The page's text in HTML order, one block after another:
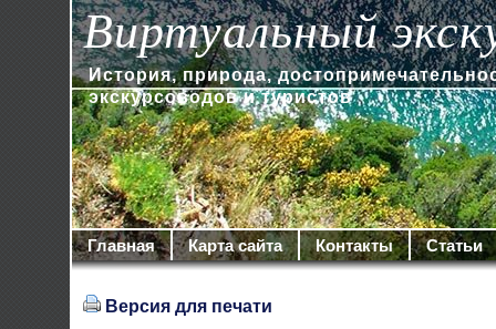
Виртуальный
История, природа,
экскурсоводов и туристов
Главная Карта сайта Контакты Статьи
Версия для печати